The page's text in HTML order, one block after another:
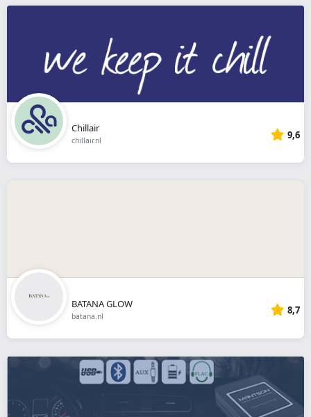
Chillair
chillair.nl 9,6
BATANA GLOW
batana.nl 8,7